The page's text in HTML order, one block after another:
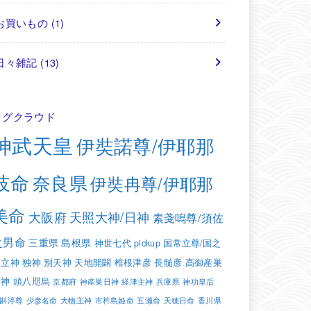
買いもの (1)
々雑記 (13)
クラウド
武天皇 伊奘諾尊/伊耶那
命奈良県伊奘冉尊/伊耶那
命 大阪府天照大神/日神 素戔嗚尊/須佐
命 三重県 島根県 神世七代 pickup 国常立尊/国之
神 独神 別天神 天地開闢 椎根津彦 長髄彦 高御産巣
頭八咫烏 京都府 神産巣日神 経津主神 兵庫県 神功皇后
渟尊 少彦名命 大物主神 市杵島姫命 五瀬命 天穂日命 香川県